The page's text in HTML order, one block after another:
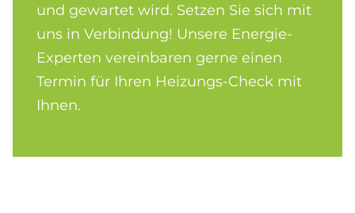
und gewartet wird. Setzen Sie sich mit
uns in Verbindung! Unsere Energie-
Experten vereinbaren gerne einen
Termin für Ihren Heizungs-Check mit
Ihnen.